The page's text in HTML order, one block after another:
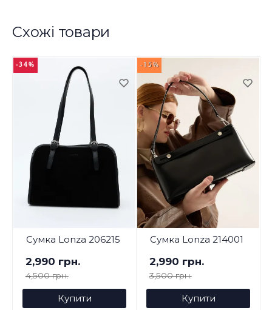
Схожі товари
-34%
Сумка Lonza 206215
2,990 грн.
4,500 грн.
Купити
-15%
Сумка Lonza 214001
2,990 грн.
3,500 грн.
Купити